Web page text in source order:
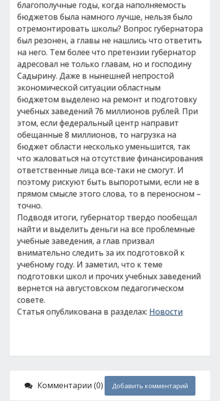
благополучные годы, когда наполняемость
бюджетов была намного лучше, нельзя было
отремонтировать школы? Вопрос губернатора
был резонен, а главы не нашлись что ответить
на него. Тем более что претензии губернатор
адресовал не только главам, но и господину
Садырину. Даже в нынешней непростой
экономической ситуации областным
бюджетом выделено на ремонт и подготовку
учебных заведений 76 миллионов рублей. При
этом, если федеральный центр направит
обещанные 8 миллионов, то нагрузка на
бюджет области несколько уменьшится, так
что жаловаться на отсутствие финансирования
ответственные лица все-таки не смогут. И
поэтому рискуют быть выпоротыми, если не в
прямом смысле этого слова, то в переносном –
точно.
Подводя итоги, губернатор твердо пообещал
найти и выделить деньги на все проблемные
учебные заведения, а глав призвал
внимательно следить за их подготовкой к
учебному году. И заметил, что к теме
подготовки школ и прочих учебных заведений
вернется на августовском педагогическом
совете.
Статья опубликована в разделах: Новости
Комментарии (0) Добавить комментарий